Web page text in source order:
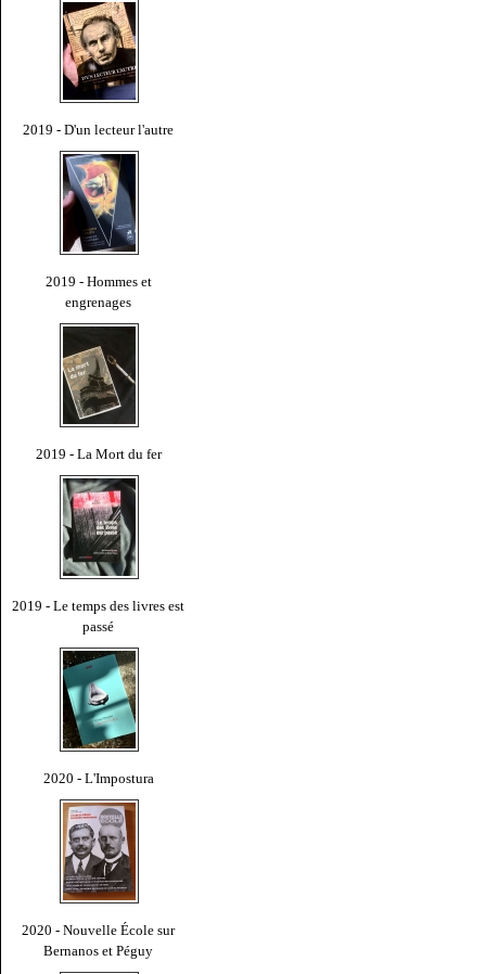
2019 - D'un lecteur l'autre
2019 - Hommes et
engrenages
2019 - La Mort du fer
2019 - Le temps des livres est
passé
2020 - L'Impostura
2020 - Nouvelle École sur
Bernanos et Péguy